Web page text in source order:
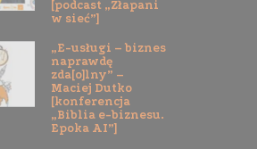
[podcast „Złapani
w sieć”]
„E-usługi – biznes
naprawdę
zda[o]lny” –
Maciej Dutko
[konferencja
„Biblia e-biznesu.
Epoka AI”]